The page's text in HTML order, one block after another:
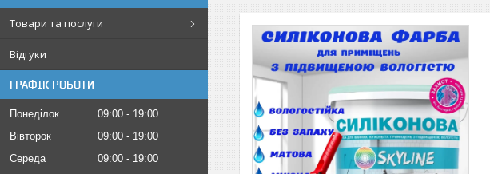
Товари та послуги
Відгуки
ГРАФІК РОБОТИ
Понеділок 09:00
19:00
Вівторок
09:00
19:00
Середа
09:00
19:00